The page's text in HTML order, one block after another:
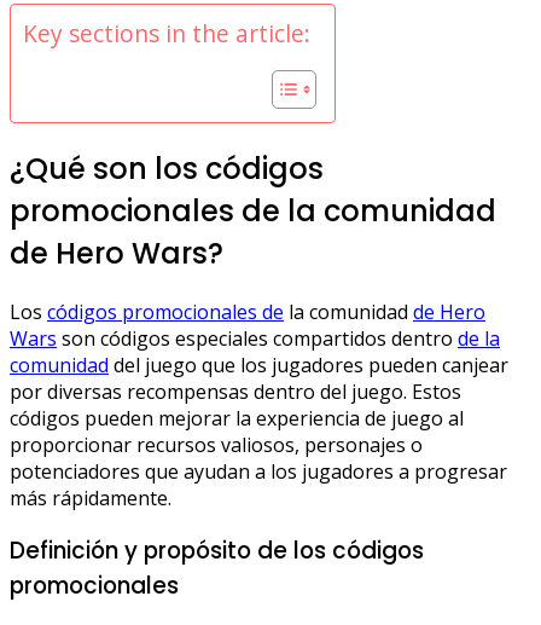
Key sections in the article:
¿Qué son los códigos
promocionales de la comunidad
de Hero Wars?
Los códigos promocionales de la comunidad de Hero
Wars son códigos especiales compartidos dentro de la
comunidad del juego que los jugadores pueden canjear
por diversas recompensas dentro del juego. Estos
códigos pueden mejorar la experiencia de juego al
proporcionar recursos valiosos, personajes o
potenciadores que ayudan a los jugadores a progresar
más rápidamente.
Definición y propósito de los códigos
promocionales